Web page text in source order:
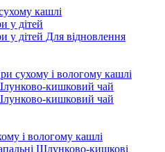
кашлі
у дітей
у дітей Для відновлення
сухому і вологому кашлі
кишковий чай
кишковий чай
і вологому кашлі
Шлунково-кишкові